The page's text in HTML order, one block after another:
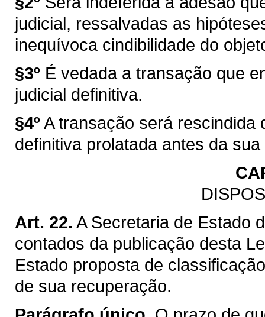
judicial, ressalvadas as
inequívoca cindibilidade do
§3º É vedada a transação que
judicial definitiva.
§4º A transação será rescindida
definitiva prolatada antes da
Art. 22. A Secretaria de Estado
contados da publicação desta
Estado proposta de
de sua recuperação.